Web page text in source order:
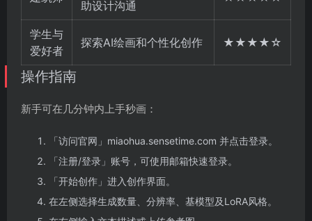
助设计沟通
学生与
爱好者
探索AI绘画和个性化创作 ★★★★☆
操作指南
新手可在几分钟内上手秒画：
「访问官网」miaohua.sensetime.com 并点击登录。
「注册/登录」账号，可使用邮箱快速登录。
「开始创作」进入创作界面。
在左侧选择生成数量、分辨率、基模型及LoRA风格。